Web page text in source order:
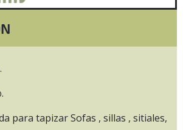
para tapizar Sofas , sillas , sitiales,